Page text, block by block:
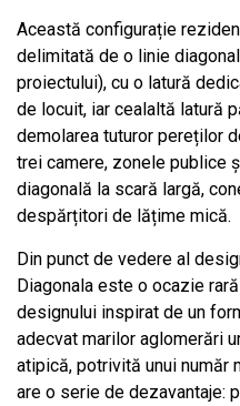
Această configurație
delimitată de o linie
proiectului), cu o latură
de locuit, iar cealaltă latură
demolarea tuturor pereților
trei camere, zonele publice
diagonală la scară largă,
despărțitori de lățime mică.
Din punct de vedere al
Diagonala este o ocazie
designului inspirat de un
adecvat marilor aglomerări
atipică, potrivită unui număr
are o serie de dezavantaje: